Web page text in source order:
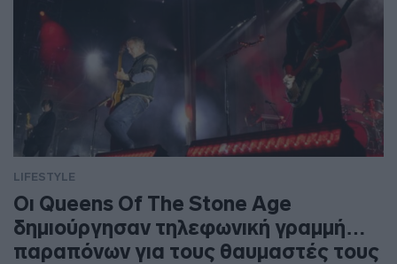
LIFESTYLE
Οι Queens Of The Stone Age
δημιούργησαν τηλεφωνική γραμμή…
παραπόνων για τους θαυμαστές τους